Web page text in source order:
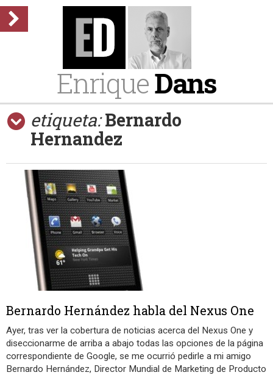
EnriqueDans
etiqueta: Bernardo
Hernandez
Bernardo Hernández habla del Nexus One
Ayer, tras ver la cobertura de noticias acerca del Nexus One y
diseccionarme de arriba a abajo todas las opciones de la página
correspondiente de Google, se me ocurrió pedirle a mi amigo
Bernardo Hernández, Director Mundial de Marketing de Producto